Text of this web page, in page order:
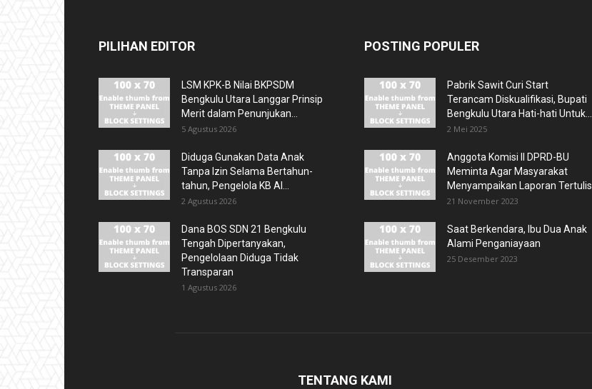
PILIHAN EDITOR
LSM KPK-B Nilai BKPSDM
Bengkulu Utara Langgar Prinsip
Merit dalam Penunjukan...
5 Agustus 2026
Diduga Gunakan Data Anak
Tanpa Izin Selama Bertahun-
tahun, Pengelola KB Al...
2 Agustus 2026
Dana BOS SDN 21 Bengkulu
Tengah Dipertanyakan,
Pengelolaan Diduga Tidak
Transparan
1 Agustus 2026
POSTING POPULER
Pabrik Sawit Curi Start
Terancam Diskualifikasi, Bupati
Bengkulu Utara Hati-hati Untuk...
2 Mei 2025
Anggota Komisi II DPRD-BU
Meminta Agar Masyarakat
Menyampaikan Laporan Tertulis
21 November 2023
Saat Berkendara, Ibu Dua Anak
Alami Penganiayaan
25 Desember 2023
TENTANG KAMI